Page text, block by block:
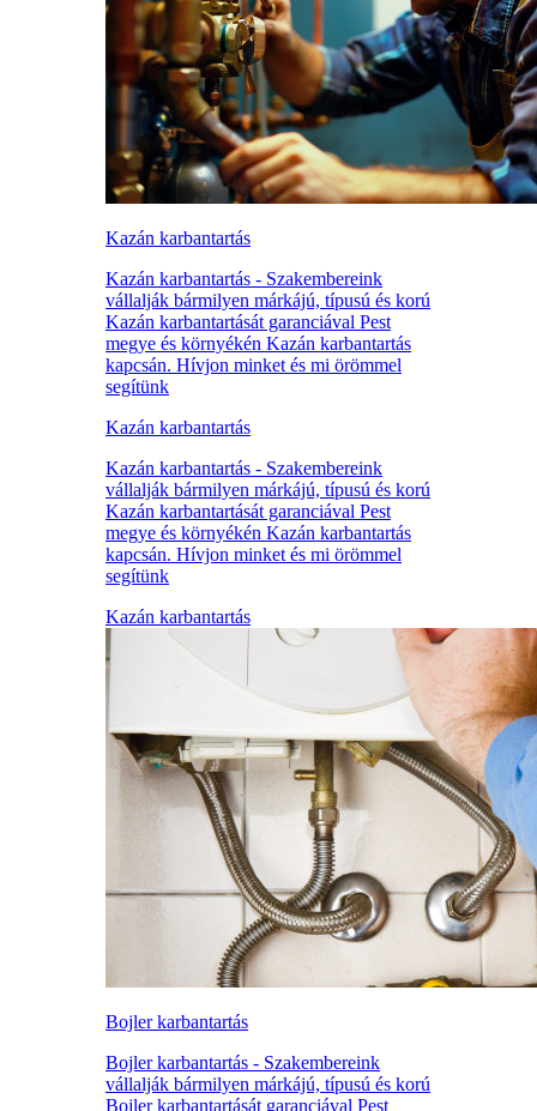
Kazán karbantartás
Kazán karbantartás - Szakembereink
vállalják bármilyen márkájú, típusú és korú
Kazán karbantartását garanciával Pest
megye és környékén Kazán karbantartás
kapcsán. Hívjon minket és mi örömmel
segítünk
Kazán karbantartás
Kazán karbantartás - Szakembereink
vállalják bármilyen márkájú, típusú és korú
Kazán karbantartását garanciával Pest
megye és környékén Kazán karbantartás
kapcsán. Hívjon minket és mi örömmel
segítünk
Kazán karbantartás
Bojler karbantartás
Bojler karbantartás - Szakembereink
vállalják bármilyen márkájú, típusú és korú
Bojler karbantartását garanciával Pest